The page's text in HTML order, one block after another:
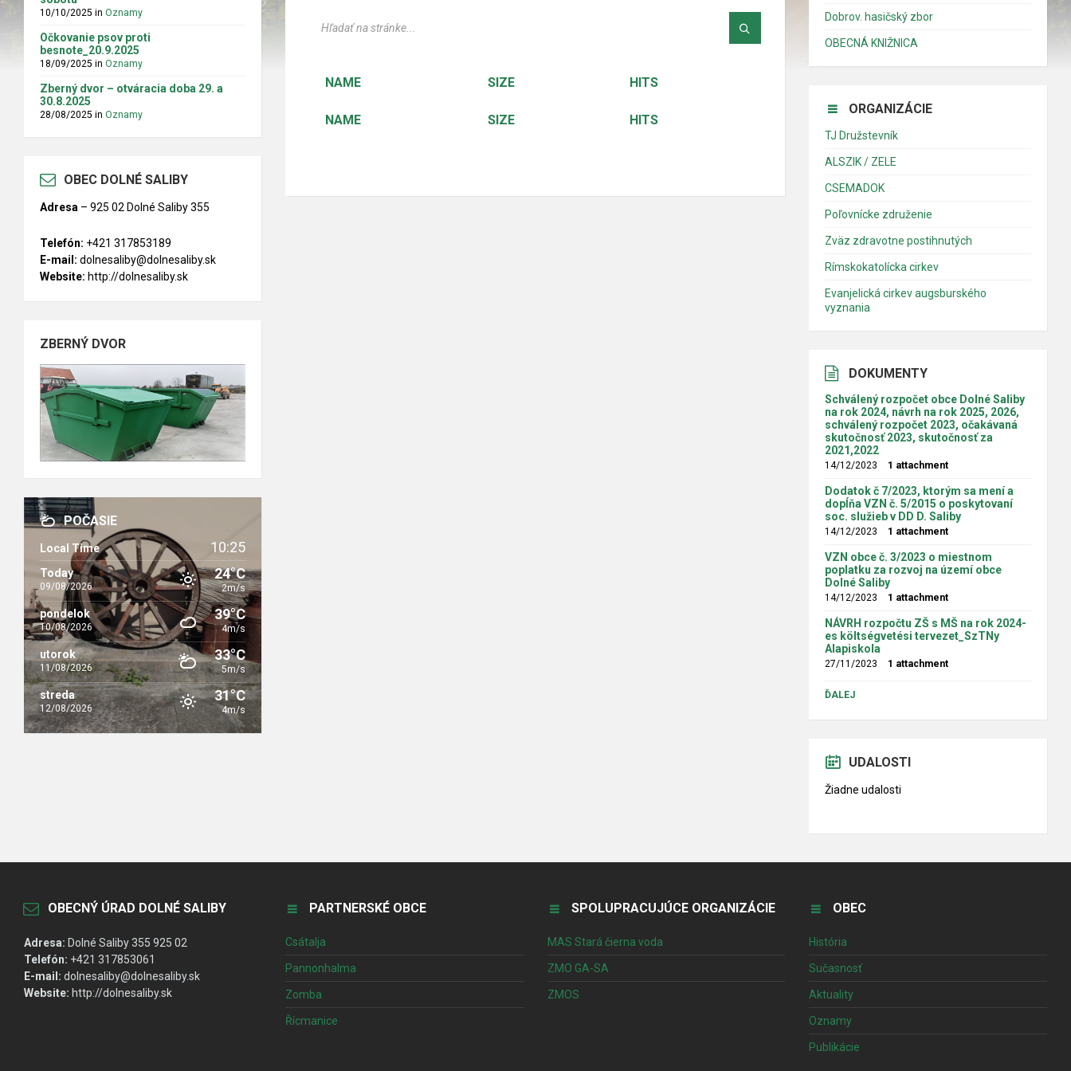
NAME SIZE HITS
NAME SIZE HITS
10/10/2025 in Oznamy
Očkovanie psov proti
besnote_20.9.2025
18/09/2025 in Oznamy
Zberný dvor – otváracia doba 29. a
30.8.2025
28/08/2025 in Oznamy
OBEC DOLNÉ SALIBY
Adresa – 925 02 Dolné Saliby 355
Telefón: +421 317853189
E-mail: dolnesaliby@dolnesaliby.sk
Website: http://dolnesaliby.sk
ZBERNÝ DVOR
POČASIE
Local Time 10:25
Today
09/08/2026
24°C
2m/s
pondelok
10/08/2026
39°C
4m/s
utorok
11/08/2026
33°C
5m/s
streda
12/08/2026
31°C
4m/s
Dobrov. hasičský zbor
OBECNÁ KNIŽNICA
ORGANIZÁCIE
TJ Družstevník
ALSZIK / ZELE
CSEMADOK
Poľovnícke združenie
Zväz zdravotne postihnutých
Rímskokatolícka cirkev
Evanjelická cirkev augsburského
vyznania
DOKUMENTY
Schválený rozpočet obce Dolné Saliby
na rok 2024, návrh na rok 2025, 2026,
schválený rozpočet 2023, očakávaná
skutočnosť 2023, skutočnosť za
2021,2022
14/12/2023 1 attachment
Dodatok č 7/2023, ktorým sa mení a
dopĺňa VZN č. 5/2015 o poskytovaní
soc. služieb v DD D. Saliby
14/12/2023 1 attachment
VZN obce č. 3/2023 o miestnom
poplatku za rozvoj na území obce
Dolné Saliby
14/12/2023 1 attachment
NÁVRH rozpočtu ZŠ s MŠ na rok 2024-
es költségvetési tervezet_SzTNy
Alapiskola
27/11/2023 1 attachment
ĎALEJ
UDALOSTI
Žiadne udalosti
OBECNÝ ÚRAD DOLNÉ SALIBY
Adresa: Dolné Saliby 355 925 02
Telefón: +421 317853061
E-mail: dolnesaliby@dolnesaliby.sk
Website: http://dolnesaliby.sk
PARTNERSKÉ OBCE
Csátalja
Pannonhalma
Zomba
Řícmanice
SPOLUPRACUJÚCE ORGANIZÁCIE
MAS Stará čierna voda
ZMO GA-SA
ZMOS
OBEC
História
Sučasnosť
Aktuality
Oznamy
Publikácie